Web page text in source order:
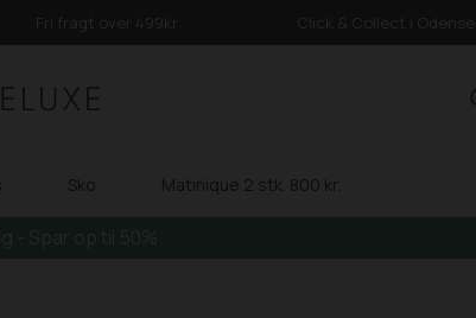
Fri fragt over 499kr Click & Collect i Odense
Sko Matinique 2 stk. 800 kr.